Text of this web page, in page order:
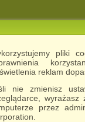
pliki
reklam
nie zmienisz
przez